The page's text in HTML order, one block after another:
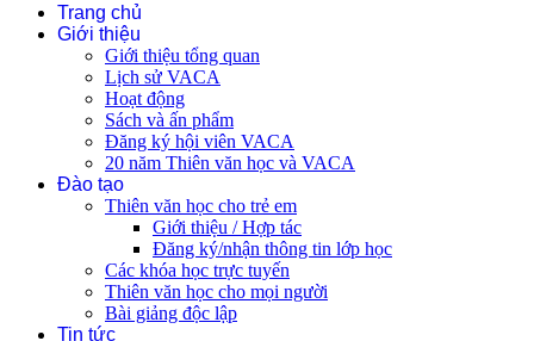
Trang chủ
Giới thiệu
Giới thiệu tổng quan
Lịch sử VACA
Hoạt động
Sách và ấn phẩm
Đăng ký hội viên VACA
20 năm Thiên văn học và VACA
Đào tạo
Thiên văn học cho trẻ em
Giới thiệu / Hợp tác
Đăng ký/nhận thông tin lớp học
Các khóa học trực tuyến
Thiên văn học cho mọi người
Bài giảng độc lập
Tin tức